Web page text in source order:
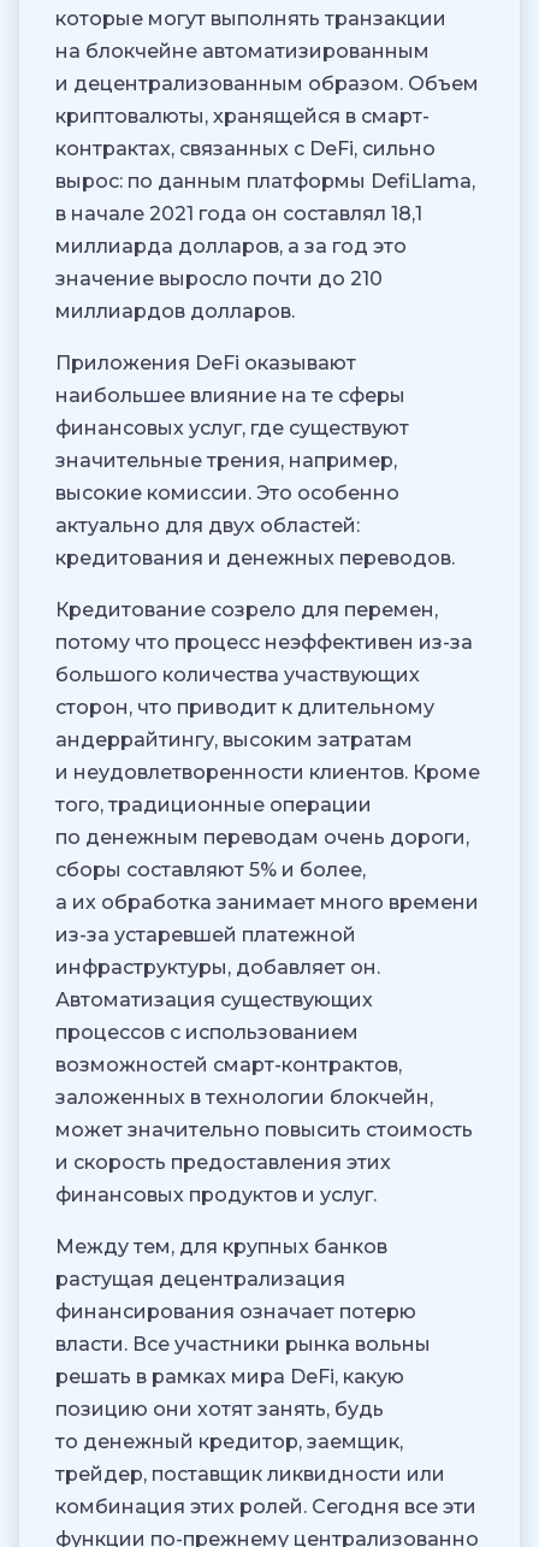
которые могут выполнять транзакции
на блокчейне автоматизированным
и децентрализованным образом. Объем
криптовалюты, хранящейся в смарт-
контрактах, связанных с DeFi, сильно
вырос: по данным платформы DefiLlama,
в начале 2021 года он составлял 18,1
миллиарда долларов, а за год это
значение выросло почти до 210
миллиардов долларов.
Приложения DeFi оказывают
наибольшее влияние на те сферы
финансовых услуг, где существуют
значительные трения, например,
высокие комиссии. Это особенно
актуально для двух областей:
кредитования и денежных переводов.
Кредитование созрело для перемен,
потому что процесс неэффективен из-за
большого количества участвующих
сторон, что приводит к длительному
андеррайтингу, высоким затратам
и неудовлетворенности клиентов. Кроме
того, традиционные операции
по денежным переводам очень дороги,
сборы составляют 5% и более,
а их обработка занимает много времени
из-за устаревшей платежной
инфраструктуры, добавляет он.
Автоматизация существующих
процессов с использованием
возможностей смарт-контрактов,
заложенных в технологии блокчейн,
может значительно повысить стоимость
и скорость предоставления этих
финансовых продуктов и услуг.
Между тем, для крупных банков
растущая децентрализация
финансирования означает потерю
власти. Все участники рынка вольны
решать в рамках мира DeFi, какую
позицию они хотят занять, будь
то денежный кредитор, заемщик,
трейдер, поставщик ликвидности или
комбинация этих ролей. Сегодня все эти
функции по-прежнему централизованно